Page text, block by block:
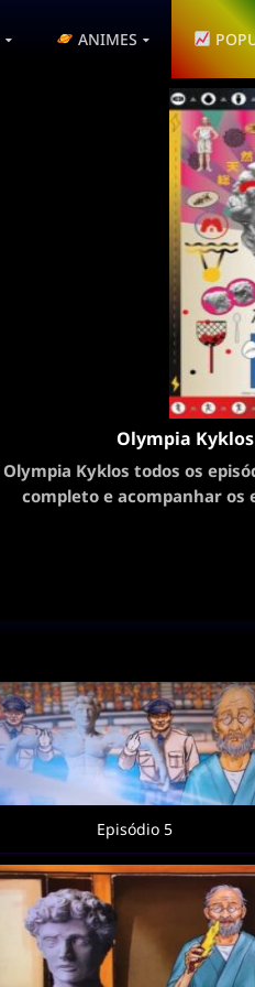
ANIMES
Olympia
Olympia Kyklos todos os
completo e acompanhar os
Episódio 5